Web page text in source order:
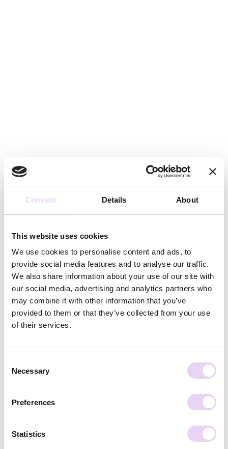
Consent Details About
This website uses cookies
We use cookies to personalise content and ads, to
provide social media features and to analyse our traffic.
We also share information about your use of our site with
our social media, advertising and analytics partners who
may combine it with other information that you’ve
provided to them or that they’ve collected from your use
of their services.
Selection
Necessary
Preferences
Statistics
Option 2: Überprüfen der
Berechtigungen im Facebook
Solltest du bisher keinen Admin-Zugriff auf die Business
Page eures Unternehmens haben, wende dich an den